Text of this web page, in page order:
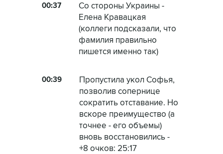
00:37
Со стороны Украины -
Елена Кравацкая
(коллеги подсказали, что
фамилия правильно
пишется именно так)
00:39
Пропустила укол Софья,
позволив сопернице
сократить отставание. Но
вскоре преимущество (а
точнее - его объемы)
вновь восстановились -
+8 очков: 25:17